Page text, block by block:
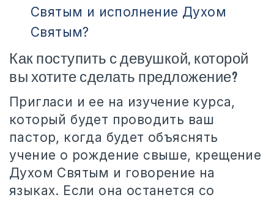
Святым и исполнение Духом
Святым?
Как поступить с девушкой, которой
вы хотите сделать предложение?
Пригласи и ее на изучение курса,
который будет проводить ваш
пастор, когда будет объяснять
учение о рождение свыше, крещение
Духом Святым и говорение на
языках. Если она останется со